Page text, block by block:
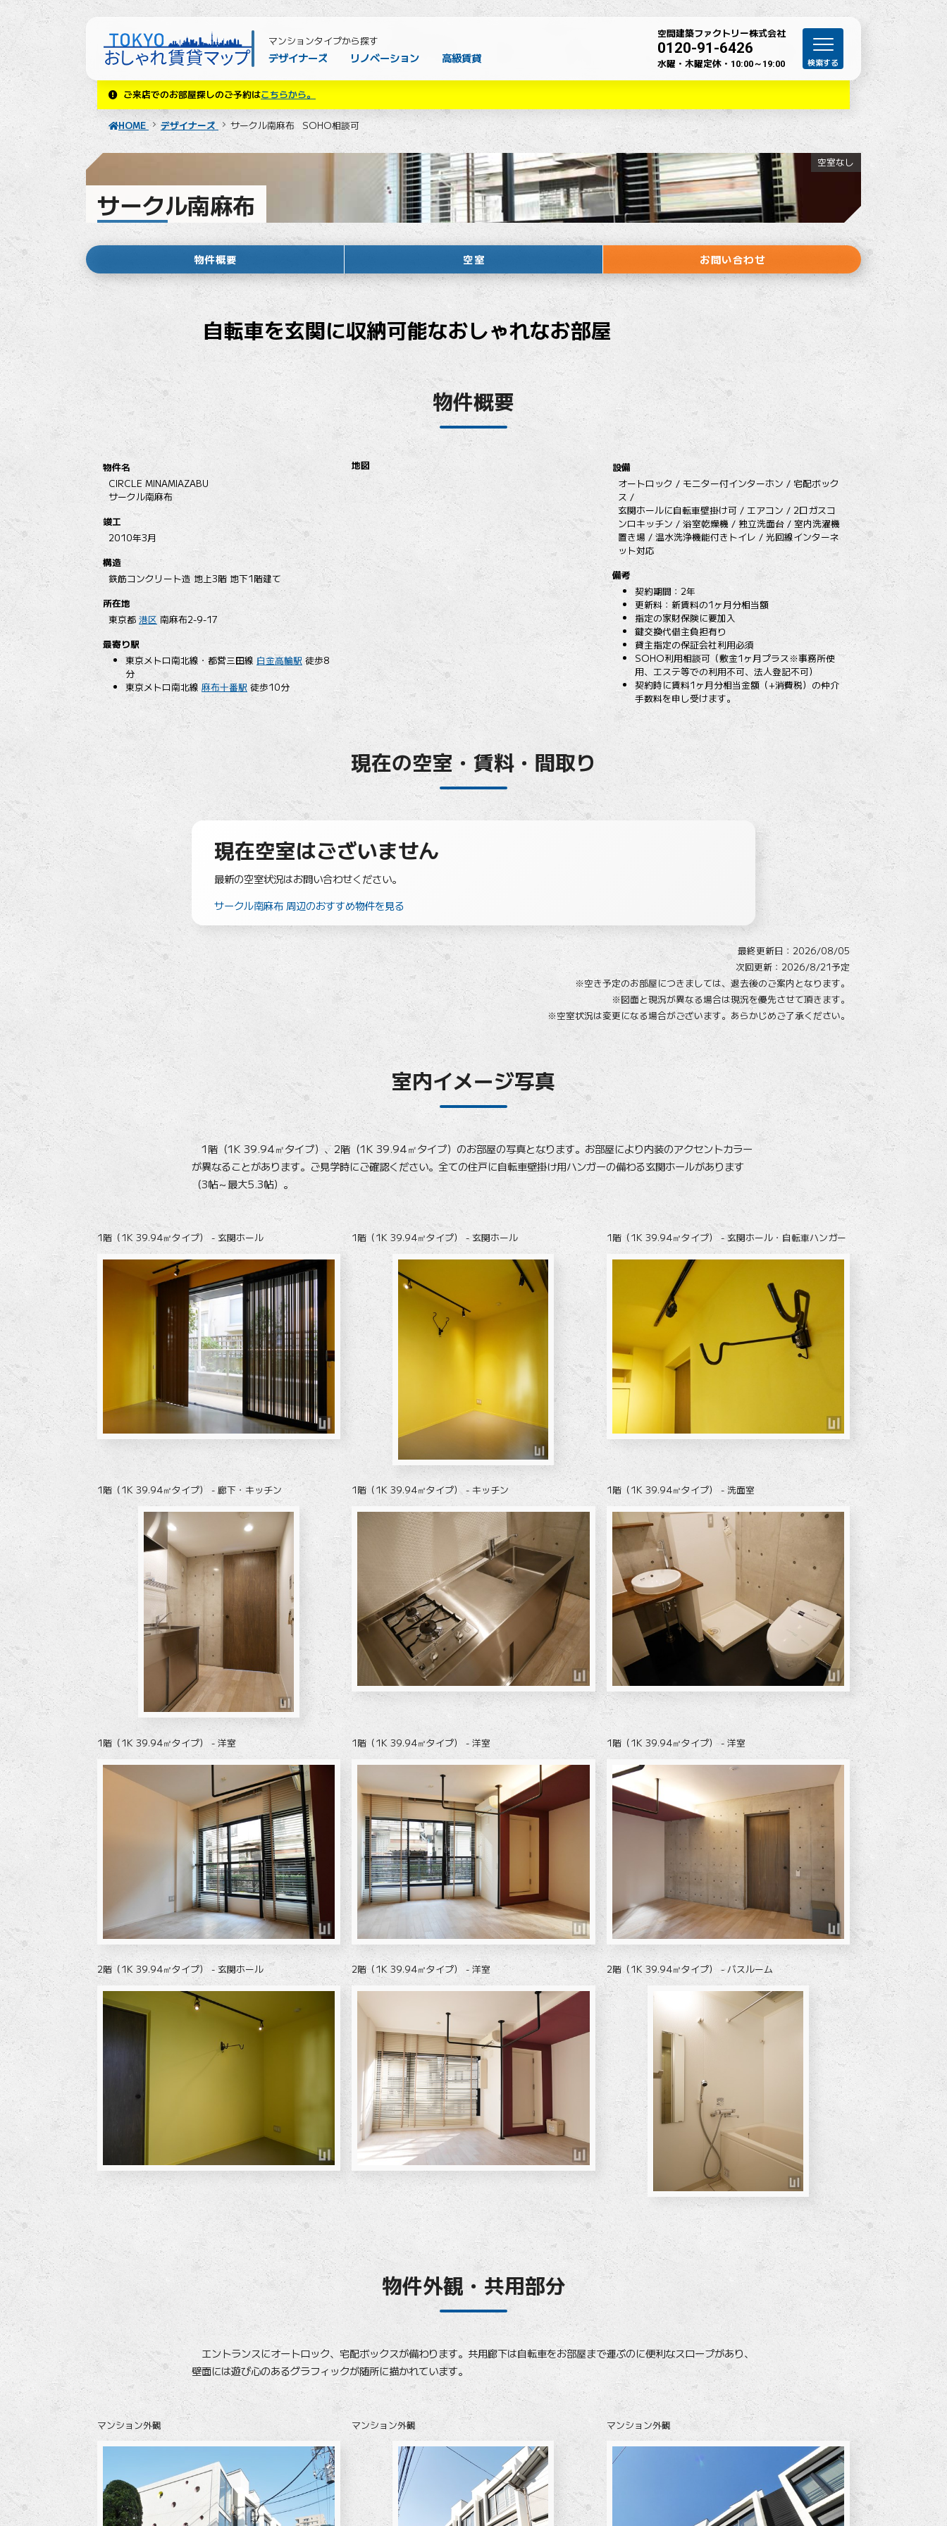
マンションタイプから探す
デザイナーズ リノベーション 高級賃貸
空間建築ファクトリー株式会社
0120-91-6426
水曜・木曜定休・ 10:00～19:00
ご来店でのお部屋探しのご予約はこちらから。
HOME デザイナーズ サークル南麻布 SOHO相談可
サークル南麻布
SOHO相談可
空室なし
物件概要 空室 お問い合わせ
自転車を玄関に収納可能なおしゃれなお部屋
物件概要
物件名
CIRCLE MINAMIAZABU
サークル南麻布
竣工
2010年3月
構造
鉄筋コンクリート造 地上3階 地下1階建て
所在地
東京都 港区 南麻布2-9-17
最寄り駅
東京メトロ南北線・都営三田線 白金高輪駅 徒歩8
分
東京メトロ南北線 麻布十番駅徒歩10分
地図
設備
オートロック / モニター付インターホン / 宅配ボック
ス /
玄関ホールに自転車壁掛け可 / エアコン / 2口ガスコ
ンロキッチン / 浴室乾燥機 / 独立洗面台 / 室内洗濯機
置き場 / 温水洗浄機能付きトイレ / 光回線インターネ
ット対応
備考
契約期間：2年
更新料：新賃料の1ヶ月分相当額
指定の家財保険に要加入
鍵交換代借主負担有り
貸主指定の保証会社利用必須
SOHO利用相談可（敷金1ヶ月プラス※事務所使
用、エステ等での利用不可、法人登記不可）
契約時に賃料1ヶ月分相当金額（+消費税）の仲介
手数料を申し受けます。
現在の空室・賃料・間取り
現在空室はございません
最新の空室状況はお問い合わせください。
サークル南麻布 周辺のおすすめ物件を見る
最終更新日： 2026/08/05
次回更新：2026/8/21予定
※空き予定のお部屋につきましては、退去後のご案内となります。
※図面と現況が異なる場合は現況を優先させて頂きます。
※空室状況は変更になる場合がございます。 あらかじめご了承ください。
室内イメージ写真
1階（1K 39.94㎡タイプ）、2階（1K 39.94㎡タイプ）のお部屋の写真となります。お部屋により内装のアクセントカラー
が異なることがあります。ご見学時にご確認ください。全ての住戸に自転車壁掛け用ハンガーの備わる玄関ホールがあります
（3帖～最大5.3帖）。
1階（1K 39.94㎡タイプ） - 玄関ホール 1階（1K 39.94㎡タイプ） - 玄関ホール 1階（1K 39.94㎡タイプ） - 玄関ホール・自転車ハンガー
1階（1K 39.94㎡タイプ） - 廊下・キッチン 1階（1K 39.94㎡タイプ） - キッチン 1階（1K 39.94㎡タイプ） - 洗面室
1階（1K 39.94㎡タイプ） - 洋室 1階（1K 39.94㎡タイプ） - 洋室 1階（1K 39.94㎡タイプ） - 洋室
2階（1K 39.94㎡タイプ） - 玄関ホール 2階（1K 39.94㎡タイプ） - 洋室 2階（1K 39.94㎡タイプ） - バスルーム
物件外観・共用部分
エントランスにオートロック、宅配ボックスが備わります。共用廊下は自転車をお部屋まで運ぶのに便利なスロープがあり、
壁面には遊び心のあるグラフィックが随所に描かれています。
マンション外観 マンション外観 マンション外観